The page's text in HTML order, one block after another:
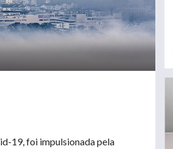
19, foi impulsionada pela